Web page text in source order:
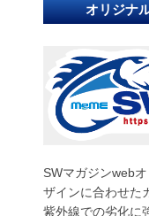
オリジナ
SWマガジンweb
ザインに合わせた
紫外線での劣化に